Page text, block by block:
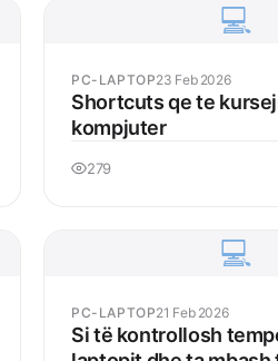
💻
PC-LAPTOP23 Feb 2026
Shortcuts qe te
kompjuter
279
💻
PC-LAPTOP21 Feb 2026
Si të kontrollosh